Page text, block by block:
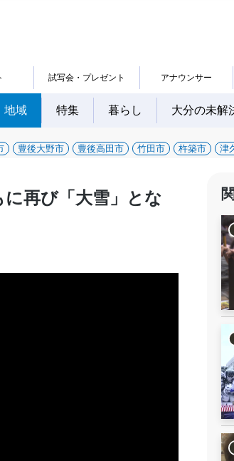
試写会・プレゼント アナウンサー
地域 特集 暮らし 大分の未解
豊後大野市 豊後高田市 竹田市 杵築市 津
再び「大雪」とな